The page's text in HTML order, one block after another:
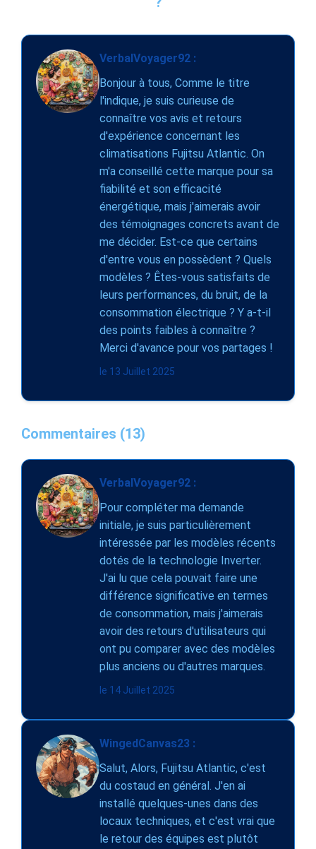
VerbalVoyager92 :
Bonjour à tous, Comme le titre
l'indique, je suis curieuse de
connaître vos avis et retours
d'expérience concernant les
climatisations Fujitsu Atlantic. On
m'a conseillé cette marque pour sa
fiabilité et son efficacité
énergétique, mais j'aimerais avoir
des témoignages concrets avant de
me décider. Est-ce que certains
d'entre vous en possèdent ? Quels
modèles ? Êtes-vous satisfaits de
leurs performances, du bruit, de la
consommation électrique ? Y a-t-il
des points faibles à connaître ?
Merci d'avance pour vos partages !
le 13 Juillet 2025
Commentaires (13)
VerbalVoyager92 :
Pour compléter ma demande
initiale, je suis particulièrement
intéressée par les modèles récents
dotés de la technologie Inverter.
J'ai lu que cela pouvait faire une
différence significative en termes
de consommation, mais j'aimerais
avoir des retours d'utilisateurs qui
ont pu comparer avec des modèles
plus anciens ou d'autres marques.
le 14 Juillet 2025
WingedCanvas23 :
Salut, Alors, Fujitsu Atlantic, c'est
du costaud en général. J'en ai
installé quelques-unes dans des
locaux techniques, et c'est vrai que
le retour des équipes est plutôt